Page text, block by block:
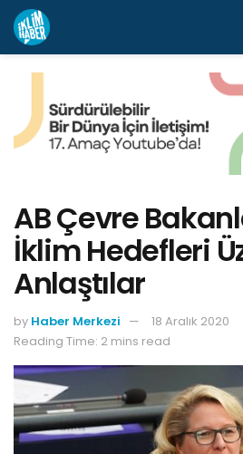
AB Çevre
İklim Hedefleri
Anlaştılar
by Haber Merkezi
18 Aralık 2020
Reading Time: 2 mins read